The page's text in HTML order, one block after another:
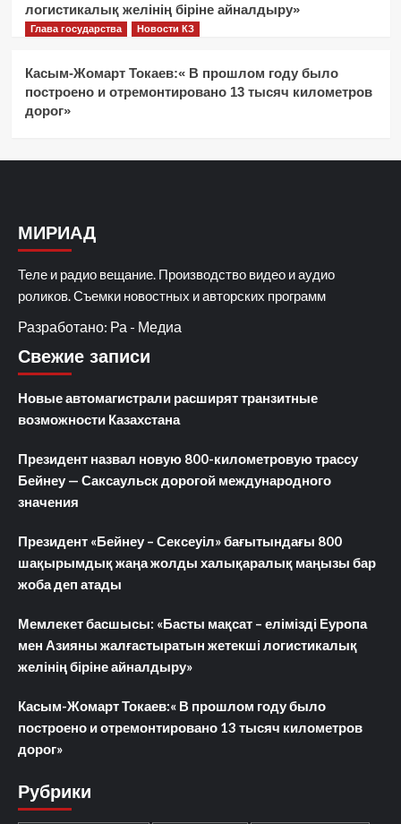
логистикалық желінің біріне айналдыру»
Глава государства Новости КЗ
Касым-Жомарт Токаев:« В прошлом году было
построено и отремонтировано 13 тысяч километров
дорог»
МИРИАД
Теле и радио вещание. Производство видео и аудио
роликов. Съемки новостных и авторских программ
Разработано: Ра - Медиа
Свежие записи
Новые автомагистрали расширят транзитные
возможности Казахстана
Президент назвал новую 800-километровую трассу
Бейнеу — Саксаульск дорогой международного
значения
Президент «Бейнеу – Сексеуіл» бағытындағы 800
шақырымдық жаңа жолды халықаралық маңызы бар
жоба деп атады
Мемлекет басшысы: «Басты мақсат – елімізді Еуропа
мен Азияны жалғастыратын жетекші логистикалық
желінің біріне айналдыру»
Касым-Жомарт Токаев:« В прошлом году было
построено и отремонтировано 13 тысяч километров
дорог»
Рубрики